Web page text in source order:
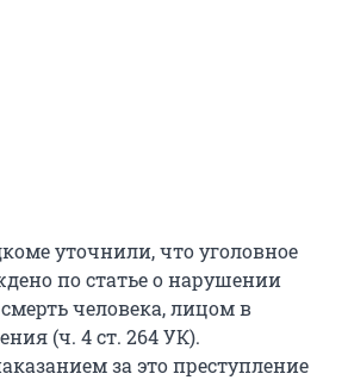
уточнили, что уголовное
по статье о нарушении
человека, лицом в
(ч. 4 ст. 264 УК).
за это преступление